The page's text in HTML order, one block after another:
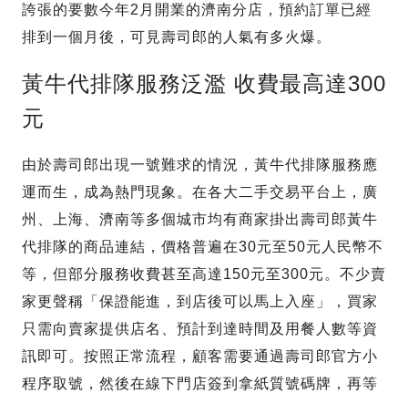
誇張的要數今年2月開業的濟南分店，預約訂單已經
排到一個月後，可見壽司郎的人氣有多火爆。
黃牛代排隊服務泛濫 收費最高達300
元
由於壽司郎出現一號難求的情況，黃牛代排隊服務應
運而生，成為熱門現象。在各大二手交易平台上，廣
州、上海、濟南等多個城市均有商家掛出壽司郎黃牛
代排隊的商品連結，價格普遍在30元至50元人民幣不
等，但部分服務收費甚至高達150元至300元。不少賣
家更聲稱「保證能進，到店後可以馬上入座」，買家
只需向賣家提供店名、預計到達時間及用餐人數等資
訊即可。按照正常流程，顧客需要通過壽司郎官方小
程序取號，然後在線下門店簽到拿紙質號碼牌，再等